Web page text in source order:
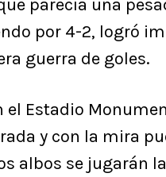
parecía una
por 4-2, logró
guerra de goles.
el Estadio
y con la mira
albos se jugarán